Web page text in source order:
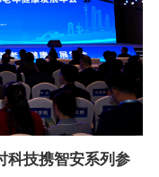
科技携智安系列参